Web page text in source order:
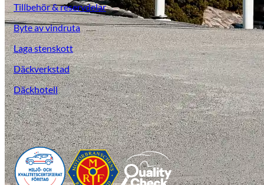
Tillbehör & reservdelar
Byte av vindruta
Laga stenskott
Däckverkstad
Däckhotell